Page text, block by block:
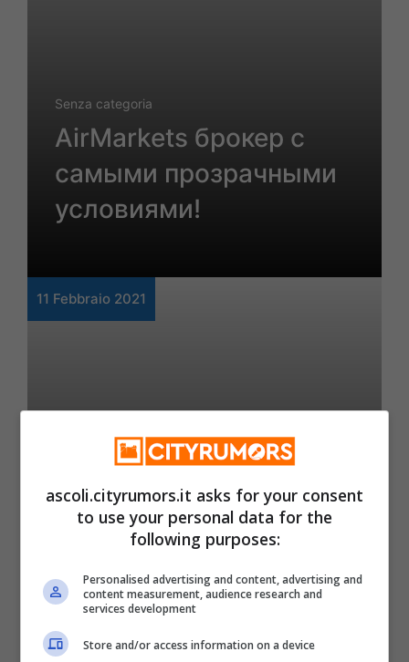
Senza categoria
AirMarkets брокер с
самыми прозрачными
условиями!
11 Febbraio 2021
Senza categoria
Head of Product Career
Comparison, Salary,
Education
ascoli.cityrumors.it asks for your consent
to use your personal data for the
following purposes:
Personalised advertising and content, advertising and
content measurement, audience research and
services development
Store and/or access information on a device